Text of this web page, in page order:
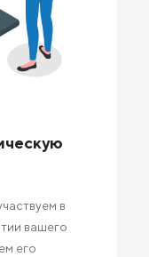
в
вашего
его